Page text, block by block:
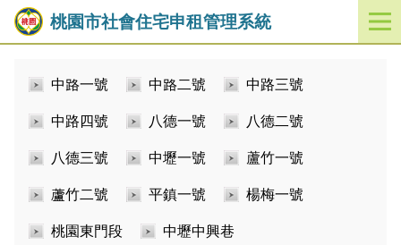
桃園市社會住宅申租管理系統
開
啟
中路一號 中路二號 中路三號
中路四號 八德一號 八德二號
八德三號 中壢一號 蘆竹一號
蘆竹二號 平鎮一號 楊梅一號
桃園東門段 中壢中興巷